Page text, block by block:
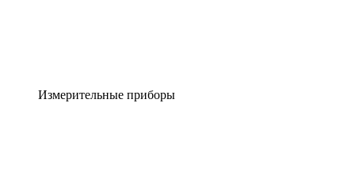
Измерительные приборы